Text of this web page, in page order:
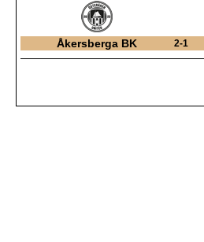
Åkersberga BK 2-1